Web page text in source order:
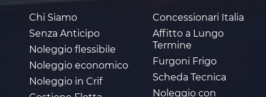
Chi Siamo
Senza Anticipo
Noleggio flessibile
Noleggio economico
Noleggio in Crif
Concessionari Italia
Affitto a Lungo
Termine
Furgoni Frigo
Scheda Tecnica
Noleggio con